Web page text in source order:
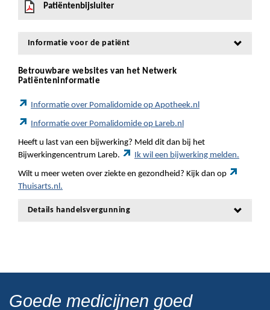
Patiëntenbijsluiter
Informatie voor de patiënt
Betrouwbare websites van het Netwerk
Patiënteninformatie
Informatie over Pomalidomide op Apotheek.nl
Informatie over Pomalidomide op Lareb.nl
Heeft u last van een bijwerking? Meld dit dan bij het
Bijwerkingencentrum Lareb.
Ik wil een bijwerking melden.
Wilt u meer weten over ziekte en gezondheid? Kijk dan op
Thuisarts.nl.
Details handelsvergunning
Goede medicijnen goed